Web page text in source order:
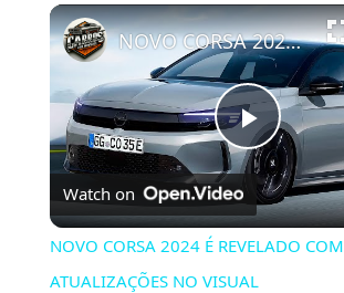
Play
Video
NOVO CORSA 2024 É REVELADO COM ATUALIZAÇÕES NO VISUAL
Watch on
NOVO CORSA 2024 É REVELADO COM
ATUALIZAÇÕES NO VISUAL